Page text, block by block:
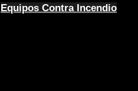
Equipos Contra Incendio